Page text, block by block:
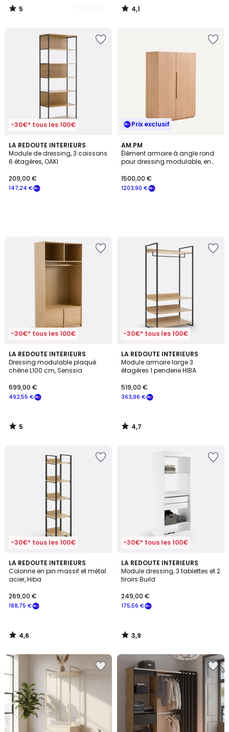
5
/
4,1
/
-30€* tous les 100€
LA REDOUTE INTERIEURS
Module de dressing, 3 caissons
6 étagères, OAKI
147,24 €
209,00 €
Prix exclusif
AM.PM
Élément armoire à angle rond
pour dressing modulable, en
1203,90 €
1500,00 €
-30€* tous les 100€
LA REDOUTE INTERIEURS
Dressing modulable plaqué
chêne L100 cm, Senssia
492,55 €
699,00 €
5
/
5
5
/
-30€* tous les 100€
LA REDOUTE INTERIEURS
Module armoire large 3
étagères 1 penderie HIBA
363,96 €
519,00 €
4,7
/ 5
4,7
/
-30€* tous les 100€
LA REDOUTE INTERIEURS
Colonne en pin massif et métal
acier, Hiba
188,75 €
269,00 €
4,6
/ 5
4,6
/
-30€* tous les 100€
LA REDOUTE INTERIEURS
Module dressing, 3 tablettes et 2
tiroirs Build
175,56 €
249,00 €
3,9
/ 5
3,9
/